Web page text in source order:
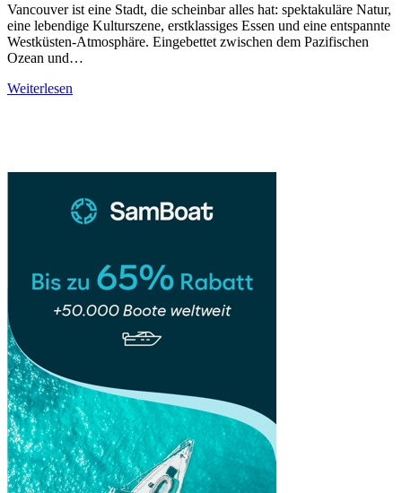
Vancouver ist eine Stadt, die scheinbar alles hat: spektakuläre Natur,
eine lebendige Kulturszene, erstklassiges Essen und eine entspannte
Westküsten-Atmosphäre. Eingebettet zwischen dem Pazifischen
Ozean und…
Weiterlesen
Meer
🍁